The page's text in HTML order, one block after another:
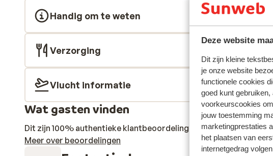
Deze website
Dit zijn kleine
je onze website
functionele cookies
goed kunt
voorkeurscookies
jouw toestemming
marketingprestaties
het plaatsen van
internetgedrag
Handig om te weten
Verzorging
Vlucht informatie
Wat gasten vinden
Dit zijn 100% authentieke klantbeoordelingen die hun ervaring
Meer over beoordelingen